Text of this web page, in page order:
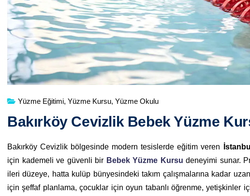
Yüzme Eğitimi, Yüzme Kursu, Yüzme Okulu
Bakırköy Cevizlik Bebek Yüzme
Bakırköy Cevizlik bölgesinde modern tesislerde eğitim veren
için kademeli ve güvenli bir Bebek Yüzme Kursu deneyimi sunar.
ileri düzeye, hatta kulüp bünyesindeki takım çalışmalarına kadar
için şeffaf planlama, çocuklar için oyun tabanlı öğrenme, yetişkinler